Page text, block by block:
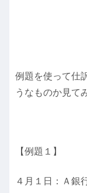
例題を使って仕
うなものか見て
【例題１】
４月１日：Ａ銀